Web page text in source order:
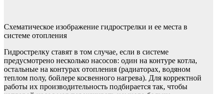
Схематическое изображение гидрострелки и ее места в
системе отопления
Гидрострелку ставят в том случае, если в системе
предусмотрено несколько насосов: один на контуре котла,
остальные на контурах отопления (радиаторах, водяном
теплом полу, бойлере косвенного нагрева). Для корректной
работы их производительность подбирается так, чтобы